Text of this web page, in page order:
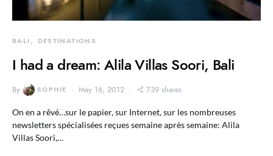
BALI DESTINATIONS
I had a dream: Alila Villas Soori, Bali
By SOPHIE May 16, 2012 739 shares
On en a rêvé…sur le papier, sur Internet, sur les nombreuses
newsletters spécialisées reçues semaine après semaine: Alila
Villas Soori,…